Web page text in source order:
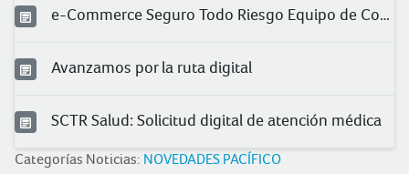
e-Commerce Seguro Todo Riesgo Equipo de Contratista (TREC)
Avanzamos por la ruta digital
SCTR Salud: Solicitud digital de atención médica
Categorías Noticias: NOVEDADES PACÍFICO